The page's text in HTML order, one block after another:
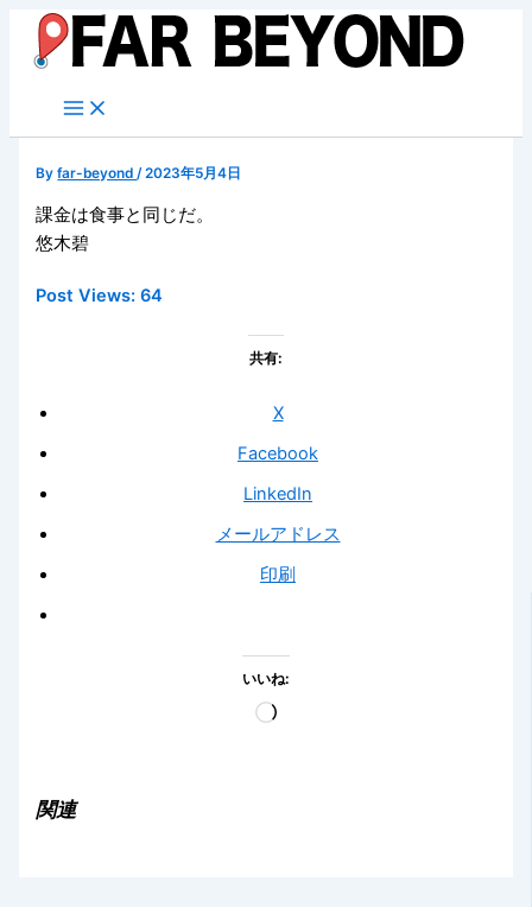
キ
Byfar-beyond/2023年5月4日
課金は食事と同じだ。
悠木碧
Post Views: 64
共有:
X
Facebook
LinkedIn
メールアドレス
印刷
いいね:
読
関連